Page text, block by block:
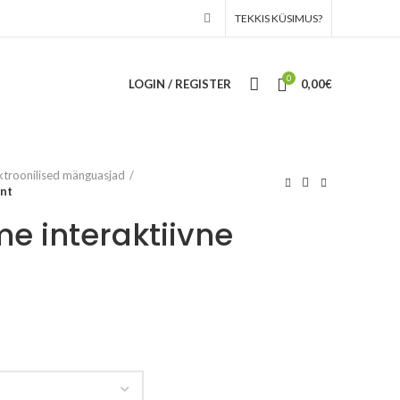
TEKKIS KÜSIMUS?
LOGIN / REGISTER 0 0,00€
mänguasjad
interaktiivne